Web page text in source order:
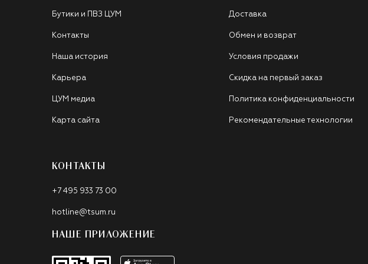
Бутики и ПВЗ ЦУМ
Контакты
Наша история
Карьера
ЦУМ медиа
Карта сайта
Доставка
Обмен и возврат
Условия продажи
Скидка на первый заказ
Политика конфиденциальности
Рекомендательные технологии
КОНТАКТЫ
+7 495 933 73 00
hotline@tsum.ru
НАШЕ ПРИЛОЖЕНИЕ